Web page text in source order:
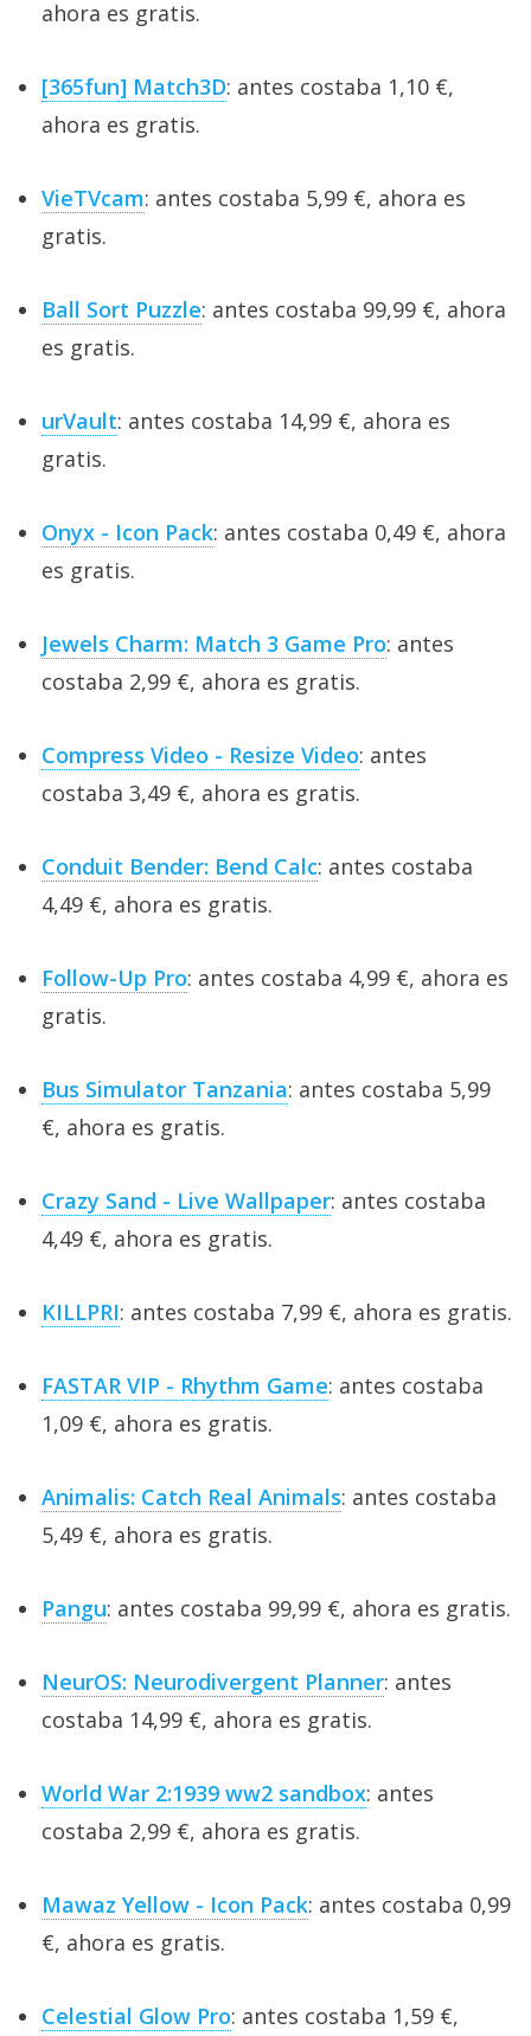
ahora es gratis.
[365fun] Match3D: antes costaba 1,10 €,
ahora es gratis.
VieTVcam: antes costaba 5,99 €, ahora es
gratis.
Ball Sort Puzzle: antes costaba 99,99 €, ahora
es gratis.
urVault: antes costaba 14,99 €, ahora es
gratis.
Onyx - Icon Pack: antes costaba 0,49 €, ahora
es gratis.
Jewels Charm: Match 3 Game Pro: antes
costaba 2,99 €, ahora es gratis.
Compress Video - Resize Video: antes
costaba 3,49 €, ahora es gratis.
Conduit Bender: Bend Calc: antes costaba
4,49 €, ahora es gratis.
Follow-Up Pro: antes costaba 4,99 €, ahora es
gratis.
Bus Simulator Tanzania: antes costaba 5,99
€, ahora es gratis.
Crazy Sand - Live Wallpaper: antes costaba
4,49 €, ahora es gratis.
KILLPRI: antes costaba 7,99 €, ahora es gratis.
FASTAR VIP - Rhythm Game: antes costaba
1,09 €, ahora es gratis.
Animalis: Catch Real Animals: antes costaba
5,49 €, ahora es gratis.
Pangu: antes costaba 99,99 €, ahora es gratis.
NeurOS: Neurodivergent Planner: antes
costaba 14,99 €, ahora es gratis.
World War 2:1939 ww2 sandbox: antes
costaba 2,99 €, ahora es gratis.
Mawaz Yellow - Icon Pack: antes costaba 0,99
€, ahora es gratis.
Celestial Glow Pro: antes costaba 1,59 €,